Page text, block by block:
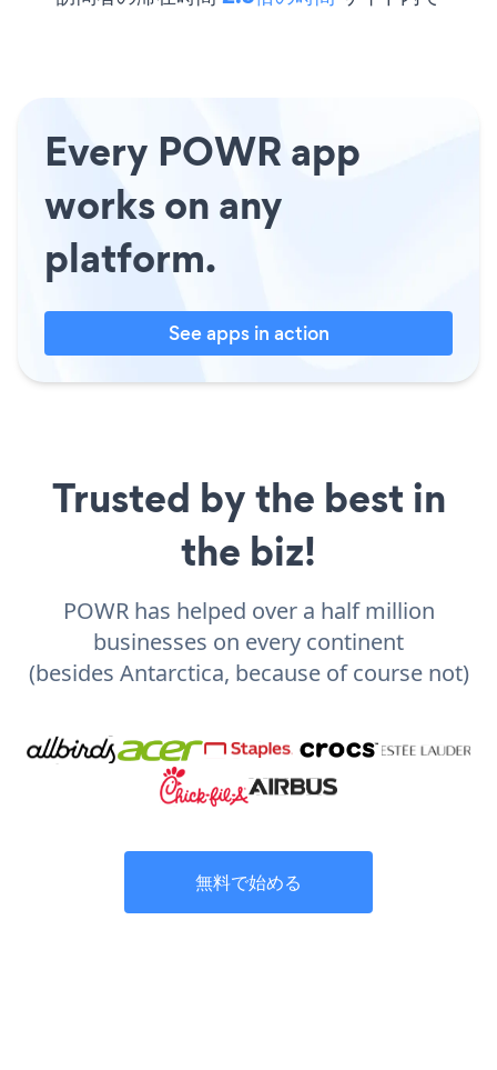
Every POWR app
works on any
platform.
See apps in action
Trusted by the best in
the biz!
POWR has helped over a half million
businesses on every continent
(besides Antarctica, because of course not)
無料で始める